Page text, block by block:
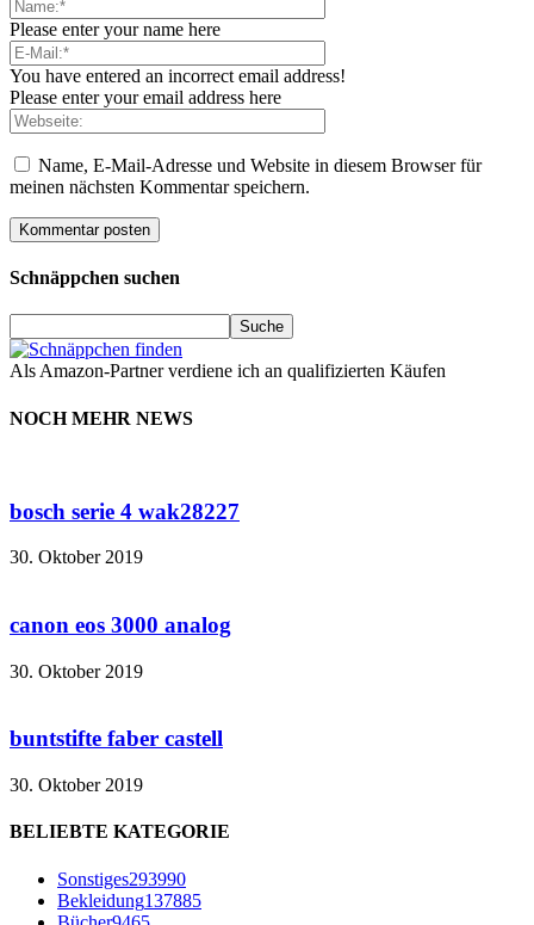
Please enter your name here
You have entered an incorrect email address!
Please enter your email address here
Name, E-Mail-Adresse und Website in diesem Browser für
meinen nächsten Kommentar speichern.
Schnäppchen suchen
Als Amazon-Partner verdiene ich an qualifizierten Käufen
NOCH MEHR NEWS
bosch serie 4 wak28227
30. Oktober 2019
canon eos 3000 analog
30. Oktober 2019
buntstifte faber castell
30. Oktober 2019
BELIEBTE KATEGORIE
Sonstiges293990
Bekleidung137885